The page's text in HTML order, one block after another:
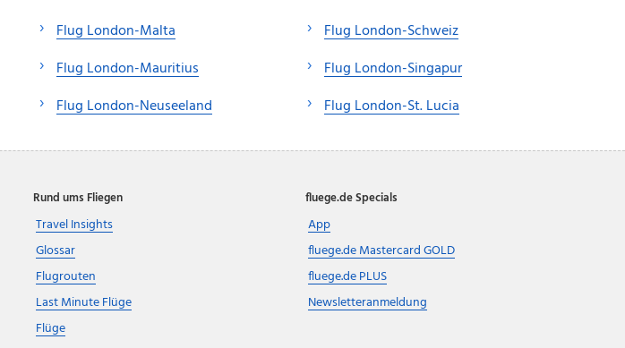
Flug London-Malta
Flug London-Mauritius
Flug London-Neuseeland
Flug London-Schweiz
Flug London-Singapur
Flug London-St. Lucia